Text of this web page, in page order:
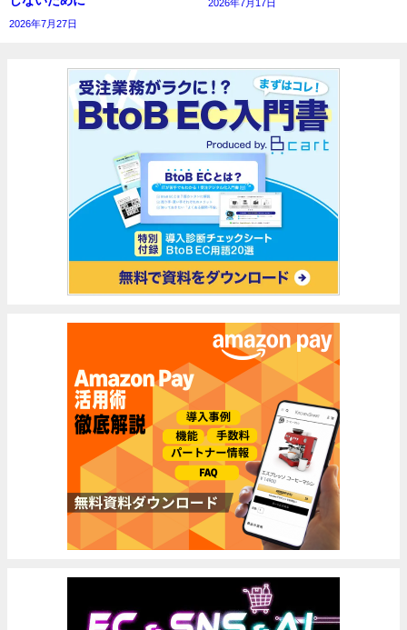
2026年7月27日
2026年7月17日